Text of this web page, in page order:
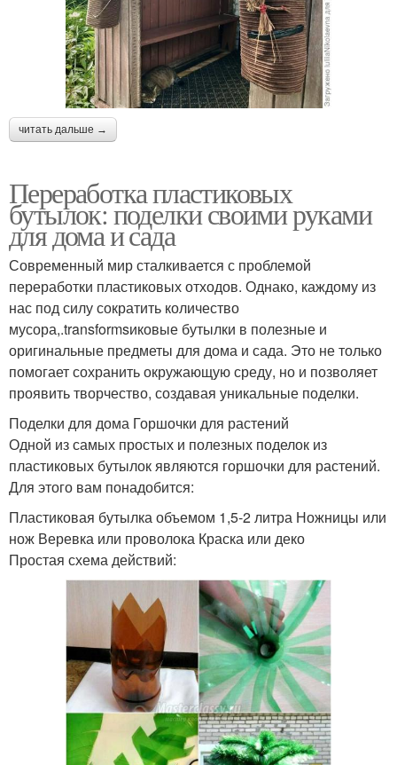
читать дальше →
Переработка пластиковых
бутылок: поделки своими руками
для дома и сада
Современный мир сталкивается с проблемой
переработки пластиковых отходов. Однако, каждому из
нас под силу сократить количество
мусора,.transformsиковые бутылки в полезные и
оригинальные предметы для дома и сада. Это не только
помогает сохранить окружающую среду, но и позволяет
проявить творчество, создавая уникальные поделки.
Поделки для дома Горшочки для растений
Одной из самых простых и полезных поделок из
пластиковых бутылок являются горшочки для растений.
Для этого вам понадобится:
Пластиковая бутылка объемом 1,5-2 литра Ножницы или
нож Веревка или проволока Краска или деко
Простая схема действий: